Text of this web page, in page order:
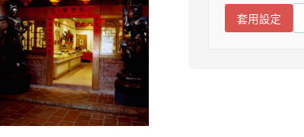
套用設定